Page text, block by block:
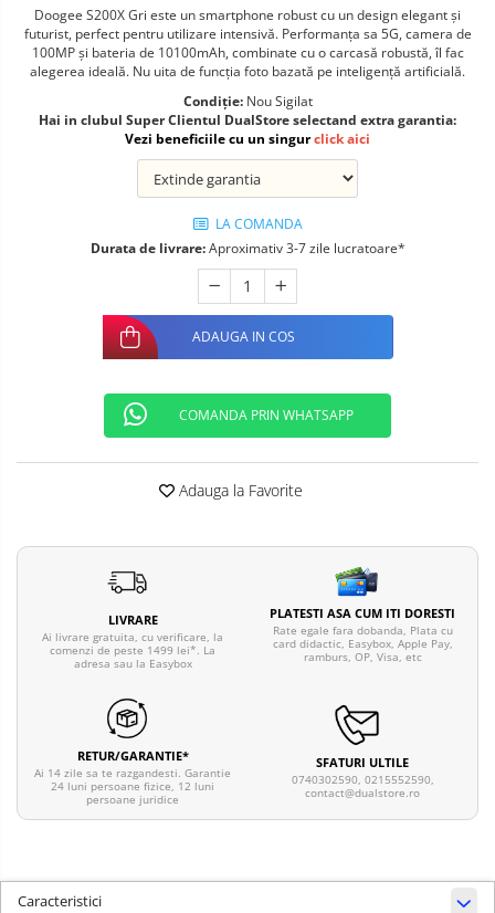
Telefoane mobile ALTE BRANDURI
Doogee S200X Gri este un smartphone robust cu un design elegant și
futurist, perfect pentru utilizare intensivă. Performanța sa 5G, camera de
100MP și bateria de 10100mAh, combinate cu o carcasă robustă, îl fac
alegerea ideală. Nu uita de funcția foto bazată pe inteligență artificială.
Condiție: Nou Sigilat
Hai in clubul Super Clientul DualStore selectand extra garantia:
Vezi beneficiile cu un singurclick aici
LA COMANDA
Durata de livrare:Aproximativ 3-7 zile lucratoare*
ADAUGA IN COS
COMANDA PRIN WHATSAPP
Adauga la Favorite
LIVRARE
Ai livrare gratuita, cu verificare, la
comenzi de peste 1499 lei*. La
adresa sau la Easybox
PLATESTI ASA CUM ITI DORESTI
Rate egale fara dobanda, Plata cu
card didactic, Easybox, Apple Pay,
ramburs, OP, Visa, etc
RETUR/GARANTIE*
Ai 14 zile sa te razgandesti. Garantie
24 luni persoane fizice, 12 luni
persoane juridice
SFATURI ULTILE
0740302590, 0215552590,
contact@dualstore.ro
Caracteristici